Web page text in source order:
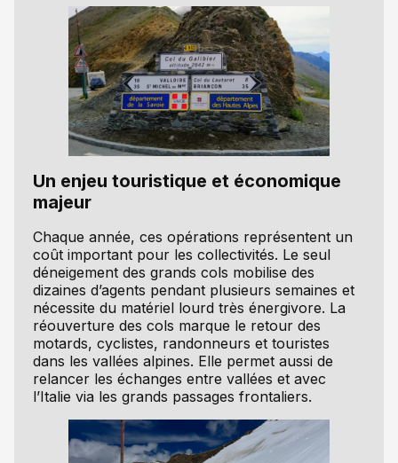
Un enjeu touristique et économique
majeur
Chaque année, ces opérations représentent un
coût important pour les collectivités. Le seul
déneigement des grands cols mobilise des
dizaines d’agents pendant plusieurs semaines et
nécessite du matériel lourd très énergivore. La
réouverture des cols marque le retour des
motards, cyclistes, randonneurs et touristes
dans les vallées alpines. Elle permet aussi de
relancer les échanges entre vallées et avec
l’Italie via les grands passages frontaliers.